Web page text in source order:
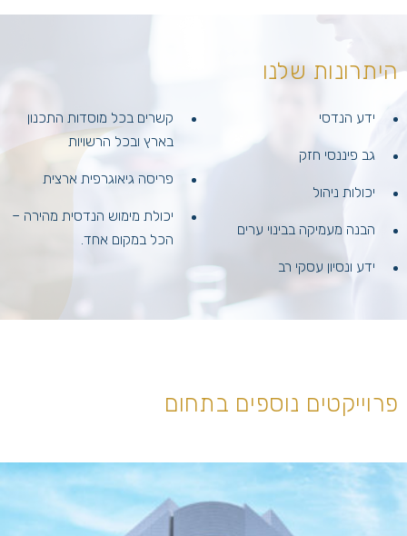
היתרונות שלנו
ידע הנדסי
גב פיננסי חזק
יכולות ניהול
הבנה מעמיקה בבינוי ערים
ידע ונסיון עסקי רב
קשרים בכל מוסדות התכנון
בארץ ובכל הרשויות
פריסה גיאוגרפית ארצית
יכולת מימוש הנדסית מהירה –
הכל במקום אחד.
פרוייקטים נוספים בתחום